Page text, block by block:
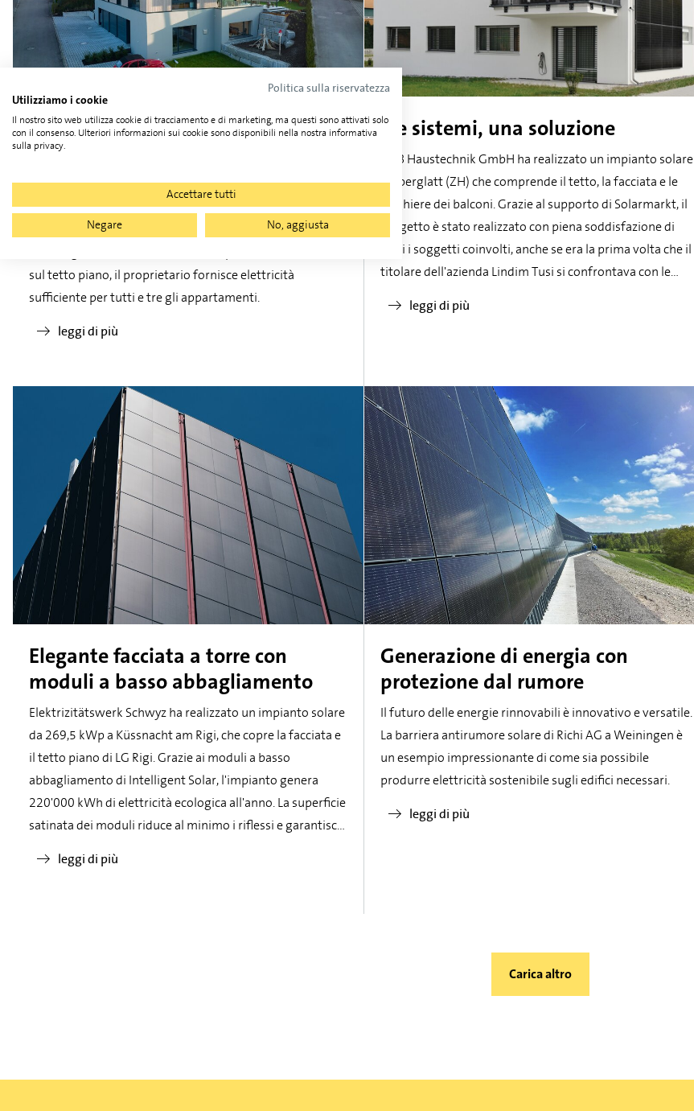
Architettura moderna con moduli
di facciata neri opachi
In questo condominio, i moduli fotovoltaici neri opachi
sono stati integrati nella facciata dell'edificio e, insieme ai
rivestimenti in legno, creano un'immagine di architettura
sul tetto piano, il proprietario fornisce elettricità
sufficiente per tutti e tre gli appartamenti.
leggi di più
Tre sistemi, una soluzione
LMB Haustechnik GmbH ha realizzato un impianto solare
a Oberglatt (ZH) che comprende il tetto, la facciata e le
ringhiere dei balconi. Grazie al supporto di Solarmarkt, il
progetto è stato realizzato con piena soddisfazione di
tutti i soggetti coinvolti, anche se era la prima volta che il
titolare dell'azienda Lindim Tusi si confrontava con le
leggi di più
Elegante facciata a torre con
moduli a basso abbagliamento
Elektrizitätswerk Schwyz ha realizzato un impianto solare
da 269,5 kWp a Küssnacht am Rigi, che copre la facciata e
il tetto piano di LG Rigi. Grazie ai moduli a basso
abbagliamento di Intelligent Solar, l'impianto genera
220'000 kWh di elettricità ecologica all'anno. La superficie
satinata dei moduli riduce al minimo i riflessi e garantisce
leggi di più
Generazione di energia con
protezione dal rumore
Il futuro delle energie rinnovabili è innovativo e versatile.
La barriera antirumore solare di Richi AG a Weiningen è
un esempio impressionante di come sia possibile
produrre elettricità sostenibile sugli edifici necessari.
leggi di più
Carica altro
Politica sulla riservatezza
Utilizziamo i cookie
Il nostro sito web utilizza cookie di tracciamento e di marketing, ma questi sono attivati solo
con il consenso. Ulteriori informazioni sui cookie sono disponibili nella nostra informativa
sulla privacy.
Accettare tutti
Negare
No, aggiusta